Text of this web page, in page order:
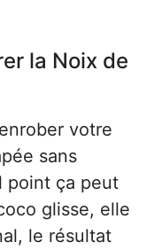
la Noix de
votre
sans
point ça peut
glisse, elle
le résultat